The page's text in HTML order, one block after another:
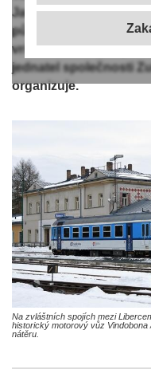
Jablonecku. Motorový
původní nátěr s
vrškem a černými
jednatel společnosti
organizuje.
Na zvláštních spojích mezi
historický motorový vůz
nátěru.